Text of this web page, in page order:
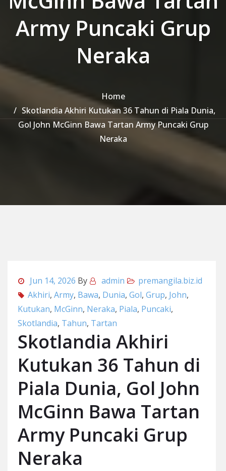
Army Puncaki Grup
Neraka
Home
Skotlandia Akhiri Kutukan 36 Tahun di Piala Dunia,
Gol John McGinn Bawa Tartan Army Puncaki Grup
Neraka
Jun 14, 2026 By admin
premangila.biz.id
Akhiri, Army, Bawa, Dunia, Gol, Grup, John,
Kutukan, McGinn, Neraka, Piala, Puncaki,
Skotlandia, Tahun, Tartan
Skotlandia Akhiri
Kutukan 36 Tahun di
Piala Dunia, Gol John
McGinn Bawa Tartan
Army Puncaki Grup
Neraka